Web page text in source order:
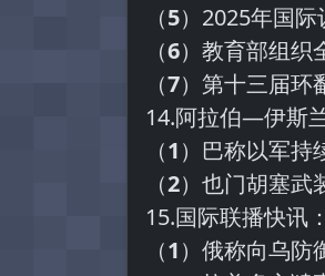
（5）2025年国际
（6）教育部组织
（7）第十三届环
14.阿拉伯—伊斯
（1）巴称以军持
（2）也门胡塞武
15.国际联播快讯：
（1）俄称向乌防